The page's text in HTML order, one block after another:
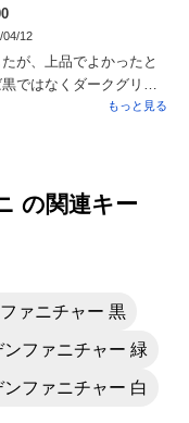
04/12
が、上品でよかったと
ではなくダークグリー
もっと見る
の関連キー
ァニチャー 黒
ンファニチャー 緑
ンファニチャー 白